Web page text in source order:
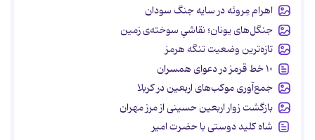
اهرام مِروئه در سایه جنگ سودان
جنگل‌های یونان؛ نقاشیِ سوخته‌ی زمین
تازه‌ترین وضعیت تنگه هرمز
۱۰ خط قرمز در دعوای همسران
جمع‌آوری موکب‌های اربعین در کربلا
بازگشت زوار اربعین حسینی از مرز مهران
شاه کلید دوستی با حضرت امیر